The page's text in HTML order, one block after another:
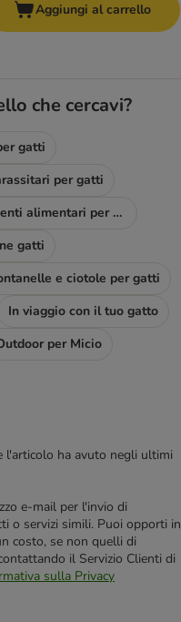
Aggiungi al carrello
che cercavi?
gatti
per gatti
Complementi alimentari per gatti
gatti
e ciotole per gatti
In viaggio con il tuo gatto
per Micio
l'articolo ha avuto negli ultimi
e-mail per l'invio di
o servizi simili. Puoi opporti in
costo, se non quelli di
il Servizio Clienti di
sulla Privacy